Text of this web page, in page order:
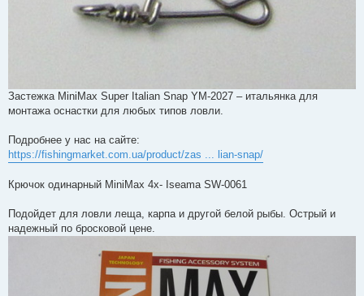
Застежка MiniMax Super Italian Snap YM-2027 – итальянка для
монтажа оснастки для любых типов ловли.
Подробнее у нас на сайте:
https://fishingmarket.com.ua/product/zas ... lian-snap/
Крючок одинарный MiniMax 4x- Iseama SW-0061
Подойдет для ловли леща, карпа и другой белой рыбы. Острый и
надежный по бросковой цене.